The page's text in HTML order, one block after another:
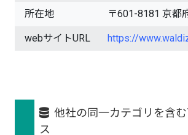
所在地 〒601-8181 京都
webサイトURL https://
他社の同一カテゴリを含
ス